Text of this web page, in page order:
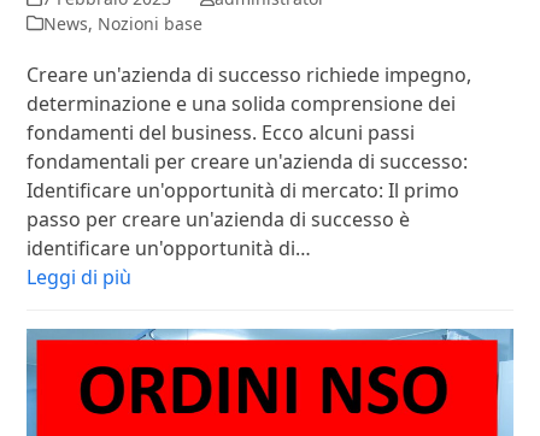
News, Nozioni base
Creare un'azienda di successo richiede impegno,
determinazione e una solida comprensione dei
fondamenti del business. Ecco alcuni passi
fondamentali per creare un'azienda di successo:
Identificare un'opportunità di mercato: Il primo
passo per creare un'azienda di successo è
identificare un'opportunità di…
Leggi di più